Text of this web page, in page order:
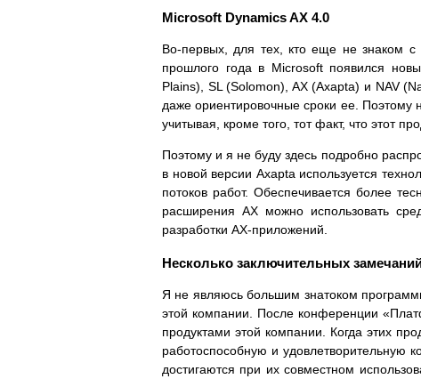
Microsoft Dynamics AX 4.0
Во-первых, для тех, кто еще не знаком с
прошлого года в Microsoft появился
Plains), SL (Solomon), AX (Axapta) и NAV
даже ориентировочные сроки ее. Поэтому
учитывая, кроме того, тот факт, что этот
Поэтому и я не буду здесь подробно
в новой версии Axapta используется
потоков работ. Обеспечивается более
расширения AX можно использовать
разработки AX-приложений.
Несколько заключительных
Я не являюсь большим знатоком
этой компании. После конференции
продуктами этой компании. Когда этих
работоспособную и удовлетворительную
достигаются при их совместном